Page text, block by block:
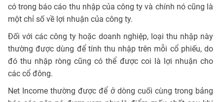
có trong báo cáo thu nhập của công ty và chính nó cũng là
một chỉ số về lợi nhuận của công ty.
Đối với các công ty hoặc doanh nghiệp, loại thu nhập này
thường được dùng để tính thu nhập trên mỗi cổ phiếu, do
đó thu nhập ròng cũng có thể được coi là lợi nhuận cho
các cổ đông.
Net Income thường được để ở dòng cuối cùng trong bảng